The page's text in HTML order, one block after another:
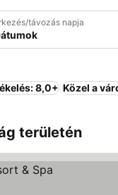
távozás napja
8,0+ Közel a
területén